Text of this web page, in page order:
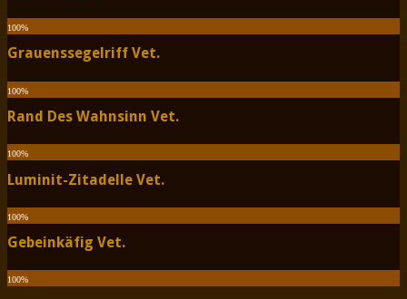
100%
Grauenssegelriff Vet.
100%
Rand Des Wahnsinn Vet.
100%
Luminit-Zitadelle Vet.
100%
Gebeinkäfig Vet.
100%